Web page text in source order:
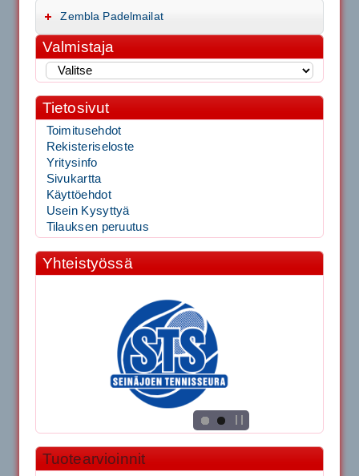
Zembla Padelmailat
Valmistaja
Tietosivut
Toimitusehdot
Rekisteriseloste
Yritysinfo
Sivukartta
Käyttöehdot
Usein Kysyttyä
Tilauksen peruutus
Yhteistyössä
Tuotearvioinnit